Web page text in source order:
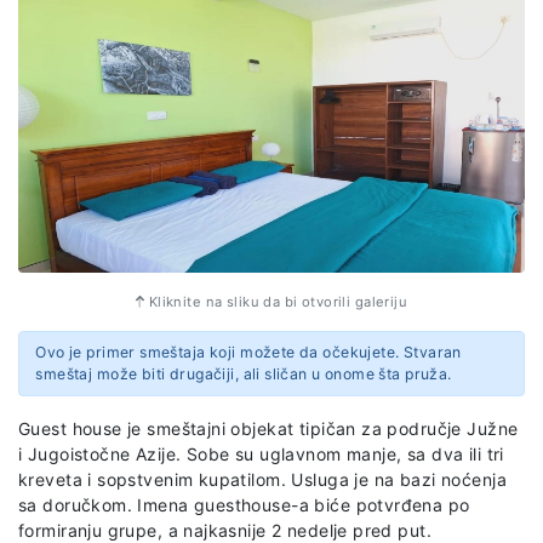
prelepim kulturnim nasleđem iz antičkog perioda koja
je pod zaštitom UNESCO-a;
Obilazak Dambule
- kompleks od pet hramova u
pećinama gde ćemo imati priliku da vidimo i čuveni
Zlatni hram.
Obilazak Hrama Budinog zuba -najvećeg svetilišta
Šri Lanke.
Obilazak botaničke bašte Peradenija
- prelepa,
nepregladna prostranstva neverovatne prirode –
banjan drveće, kraljevske palme, vrt orhideja, viseći
mostovi, zalutali varani i još mnogo toga.
Obilazak grada Galle- grad koji krasi holandska
kafića.
Obilazak plaže Mirissa- jedna od najlepših plaža na
Šri Lanci.
Obilazak sela Weligama- posećujemo zaštitni znak
Šri Lanke - ribare koji pecaju sedeći na štapovima na
sred mora.
Cena izleta obuhvata, organizovan prevoz po predviđenom
Kliknite na sliku da bi otvorili galeriju
Ovo je primer smeštaja koji možete da očekujete. Stvaran
smeštaj može biti drugačiji, ali sličan u onome šta pruža.
Guest house je smeštajni objekat tipičan za područje Južne
i Jugoistočne Azije. Sobe su uglavnom manje, sa dva ili tri
kreveta i sopstvenim kupatilom. Usluga je na bazi noćenja
sa doručkom. Imena guesthouse-a biće potvrđena po
formiranju grupe, a najkasnije 2 nedelje pred put.